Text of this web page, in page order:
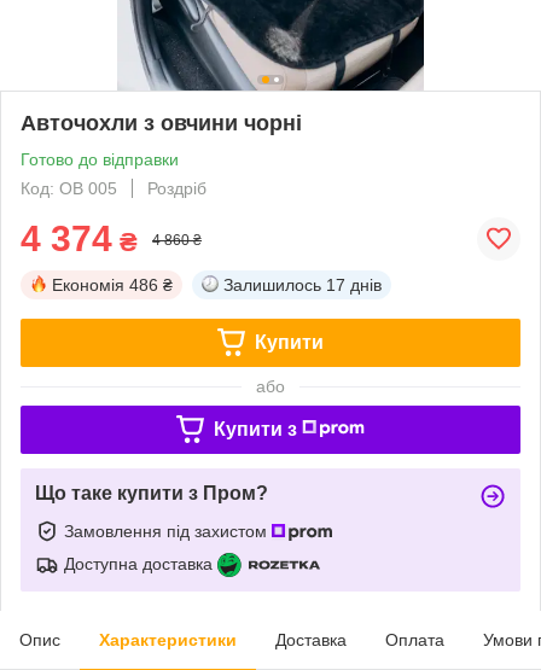
Авточохли з овчини чорні
Готово до відправки
Код: ОВ 005
Роздріб
4 374 ₴ 4 860 ₴
Економія 486 ₴ Залишилось 17 днів
Купити
або
Купити з
Що таке купити з Пром?
Замовлення під захистом
Доступна доставка
Опис Характеристики Доставка Оплата Умови